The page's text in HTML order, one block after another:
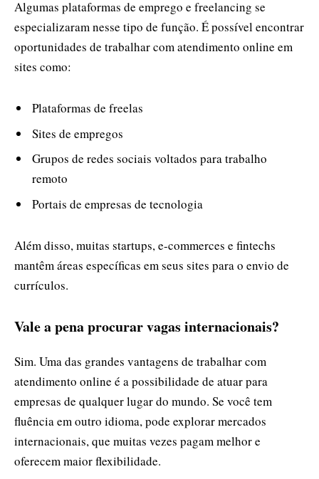
Algumas plataformas de emprego e freelancing se
especializaram nesse tipo de função. É possível encontrar
oportunidades de trabalhar com atendimento online em
sites como:
Plataformas de freelas
Sites de empregos
Grupos de redes sociais voltados para trabalho
remoto
Portais de empresas de tecnologia
Além disso, muitas startups, e-commerces e fintechs
mantêm áreas específicas em seus sites para o envio de
currículos.
Vale a pena procurar vagas internacionais?
Sim. Uma das grandes vantagens de trabalhar com
atendimento online é a possibilidade de atuar para
empresas de qualquer lugar do mundo. Se você tem
fluência em outro idioma, pode explorar mercados
internacionais, que muitas vezes pagam melhor e
oferecem maior flexibilidade.